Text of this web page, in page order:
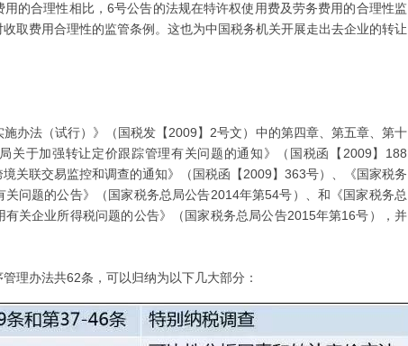
的合理性相比，6号公告的法规在特许权使用费及劳务费用的合理性监
取费用合理性的监管条例。这也为中国税务机关开展走出去企业的转让
办法（试行）》（国税发【2009】2号文）中的第四章、第五章、第十
关于加强转让定价跟踪管理有关问题的通知》（国税函【2009】188
关联交易监控和调查的通知》（国税函【2009】363号）、《国家税务
问题的公告》（国家税务总局公告2014年第54号）、和《国家税务总
有关企业所得税问题的公告》（国家税务总局公告2015年第16号），并
理办法共62条，可以归纳为以下几大部分：